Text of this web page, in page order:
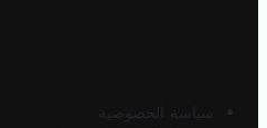
سياسة الخصوصية